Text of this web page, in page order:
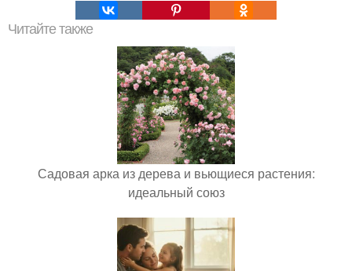
Читайте также
Садовая арка из дерева и вьющиеся растения:
идеальный союз